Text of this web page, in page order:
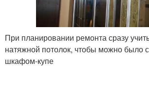
При планировании ремонта сразу
натяжной потолок, чтобы можно было
шкафом-купе